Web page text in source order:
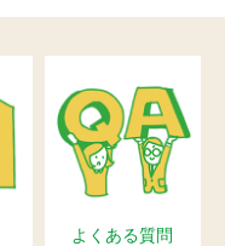
よくある質問